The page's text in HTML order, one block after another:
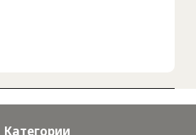
Категории